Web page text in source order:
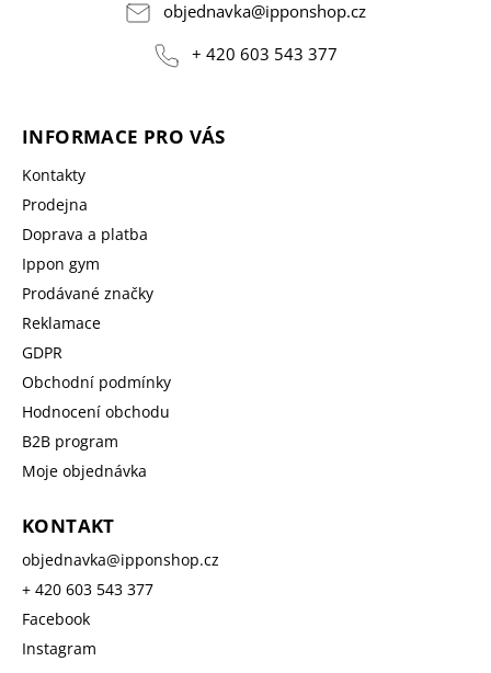
objednavka@ipponshop.cz
+ 420 603 543 377
INFORMACE PRO VÁS
Kontakty
Prodejna
Doprava a platba
Ippon gym
Prodávané značky
Reklamace
GDPR
Obchodní podmínky
Hodnocení obchodu
B2B program
Moje objednávka
KONTAKT
objednavka@ipponshop.cz
+ 420 603 543 377
Facebook
Instagram